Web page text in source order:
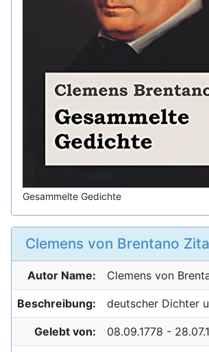
Gesammelte Gedichte
Clemens von Brentano
Autor Name: Clemens von
Beschreibung: deutscher Dichter
Gelebt von: 08.09.1778 -